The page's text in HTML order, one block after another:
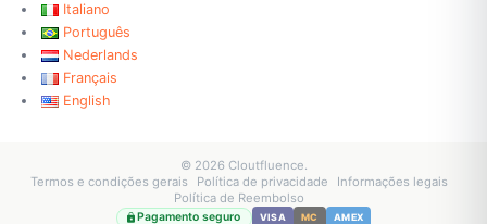
Italiano
Português
Nederlands
Français
English
© 2026 Cloutfluence.
Termos e condições gerais
Política de privacidade
Informações legais
Política de Reembolso
Pagamento seguro VISA MC AMEX